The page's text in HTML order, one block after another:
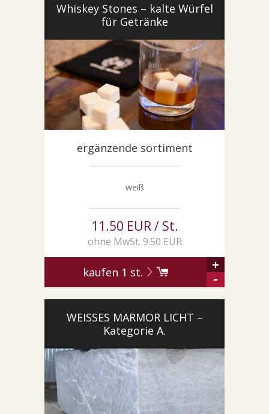
Whiskey Stones – kalte Würfel
für Getränke
ergänzende sortiment
weiß
11.50 EUR / St.
ohne MwSt. 9.50 EUR
kaufen 1 st.
+
-
WEISSES MARMOR LICHT –
Kategorie A.